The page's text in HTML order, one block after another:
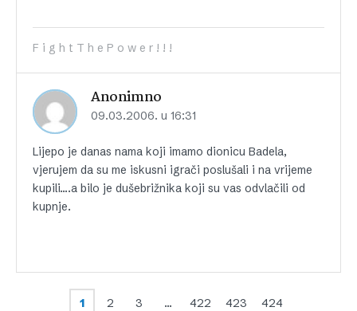
F i g h t T h e P o w e r ! ! !
Anonimno
09.03.2006. u 16:31
Lijepo je danas nama koji imamo dionicu Badela,
vjerujem da su me iskusni igrači poslušali i na vrijeme
kupili….a bilo je dušebrižnika koji su vas odvlačili od
kupnje.
1 2 3 … 422 423 424